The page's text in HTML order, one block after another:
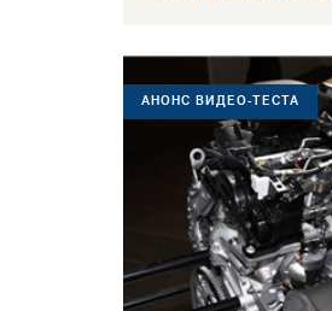
АНОНС ВИДЕО-ТЕСТА